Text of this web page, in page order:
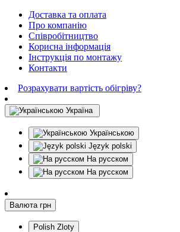
Доставка та оплата
Про компанію
Співробітництво
Корисна інформація
Інструкція по монтажу
Контакти
Розрахувати вартість обігріву?
Україна
Українською
Język polski
На русском
На русском
Валюта грн
Polish Zloty